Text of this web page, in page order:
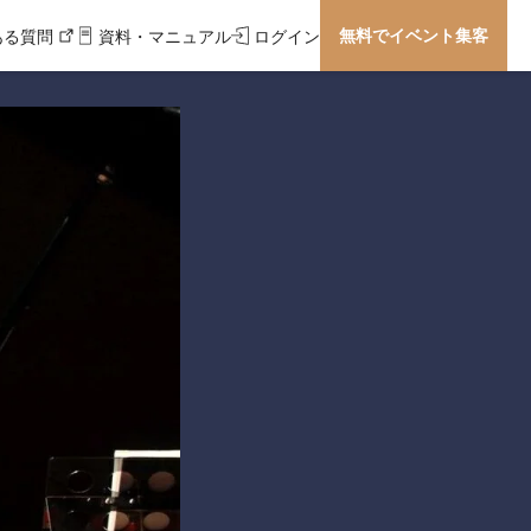
質問 資料・マニュアル ログイン 無料でイベント集客